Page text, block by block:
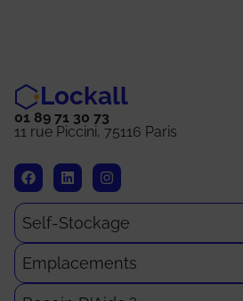
Lockall
01 89 71 30 73
11 rue Piccini, 75116 Paris
Self-Stockage
Emplacements